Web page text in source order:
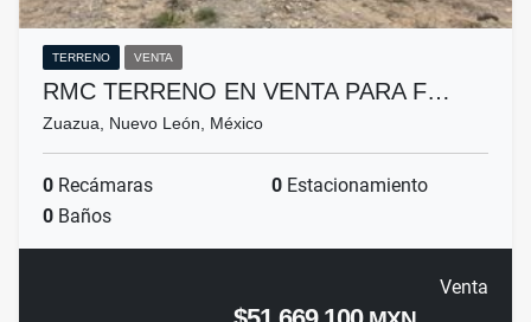
TERRENO VENTA
RMC TERRENO EN VENTA PARA F…
Zuazua, Nuevo León, México
0 Recámaras 0 Estacionamiento
0 Baños
Venta